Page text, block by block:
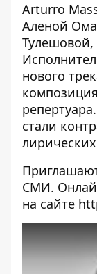
Arturro
Аленой
Тулешовой,
нового
стали
СМИ.
на сайте